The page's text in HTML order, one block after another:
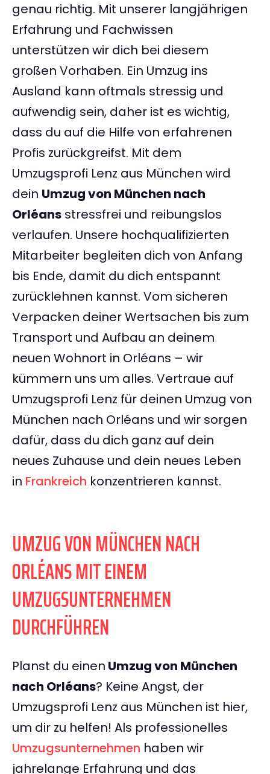
genau richtig. Mit unserer langjährigen
Erfahrung und Fachwissen
unterstützen wir dich bei diesem
großen Vorhaben. Ein Umzug ins
Ausland kann oftmals stressig und
aufwendig sein, daher ist es wichtig,
dass du auf die Hilfe von erfahrenen
Profis zurückgreifst. Mit dem
Umzugsprofi Lenz aus München wird
dein Umzug von München nach
Orléans stressfrei und reibungslos
verlaufen. Unsere hochqualifizierten
Mitarbeiter begleiten dich von Anfang
bis Ende, damit du dich entspannt
zurücklehnen kannst. Vom sicheren
Verpacken deiner Wertsachen bis zum
Transport und Aufbau an deinem
neuen Wohnort in Orléans – wir
kümmern uns um alles. Vertraue auf
Umzugsprofi Lenz für deinen Umzug von
München nach Orléans und wir sorgen
dafür, dass du dich ganz auf dein
neues Zuhause und dein neues Leben
in Frankreich konzentrieren kannst.
UMZUG VON MÜNCHEN NACH
ORLÉANS MIT EINEM
UMZUGSUNTERNEHMEN
DURCHFÜHREN
Planst du einen Umzug von München
nach Orléans? Keine Angst, der
Umzugsprofi Lenz aus München ist hier,
um dir zu helfen! Als professionelles
Umzugsunternehmen haben wir
jahrelange Erfahrung und das